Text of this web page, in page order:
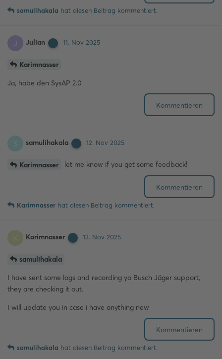
samulihakala hat diesen Beitrag kommentiert.
J Julian 11. Nov 2025
Karimnasser
Ja, habe den SysAP 2.0
Kommentieren
S samulihakala 12. Nov 2025
Karimnasser let me know if you get some feedback!
Kommentieren
Karimnasser hat diesen Beitrag kommentiert.
K Karimnasser 13. Nov 2025
samulihakala
I have sent some logs and recording yo Busch Jäger support,
they are checking it out.
I will update you in case i have anything new
Kommentieren
samulihakala hat diesen Beitrag kommentiert.